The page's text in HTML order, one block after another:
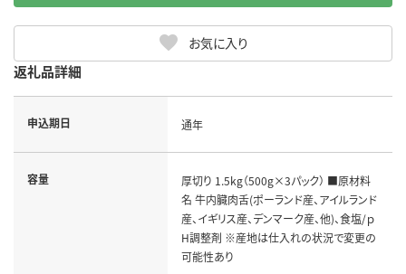
お気に入り
返礼品詳細
申込期日 通年
容量
厚切り 1.5kg（500g×3パック） ■原材料
名 牛内臓肉舌(ポーランド産、アイルランド
産、イギリス産、デンマーク産、他)、食塩/ｐ
H調整剤 ※産地は仕入れの状況で変更の
可能性あり